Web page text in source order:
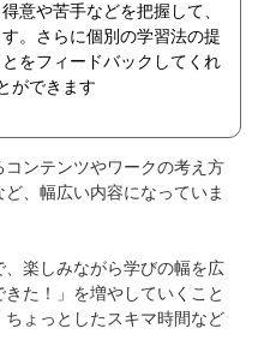
意や苦手などを把握して、
。さらに個別の学習法の提
をフィードバックしてくれ
ができます
ンテンツやワークの考え方
、幅広い内容になっていま
楽しみながら学びの幅を広
た！」を増やしていくこと
ょっとしたスキマ時間など